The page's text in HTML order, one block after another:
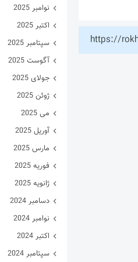
https://
نوامبر 2025
اکتبر 2025
سپتامبر 2025
آگوست 2025
جولای 2025
ژوئن 2025
می 2025
آوریل 2025
مارس 2025
فوریه 2025
ژانویه 2025
دسامبر 2024
نوامبر 2024
اکتبر 2024
سپتامبر 2024